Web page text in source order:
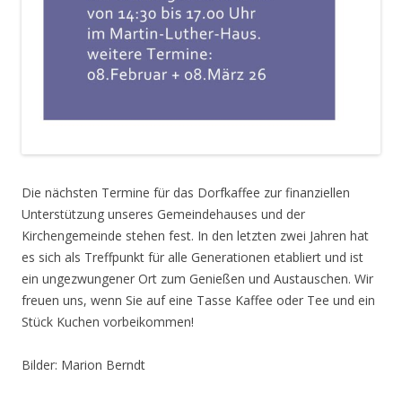
Die nächsten Termine für das Dorfkaffee zur finanziellen
Unterstützung unseres Gemeindehauses und der
Kirchengemeinde stehen fest. In den letzten zwei Jahren hat
es sich als Treffpunkt für alle Generationen etabliert und ist
ein ungezwungener Ort zum Genießen und Austauschen. Wir
freuen uns, wenn Sie auf eine Tasse Kaffee oder Tee und ein
Stück Kuchen vorbeikommen!
Bilder: Marion Berndt